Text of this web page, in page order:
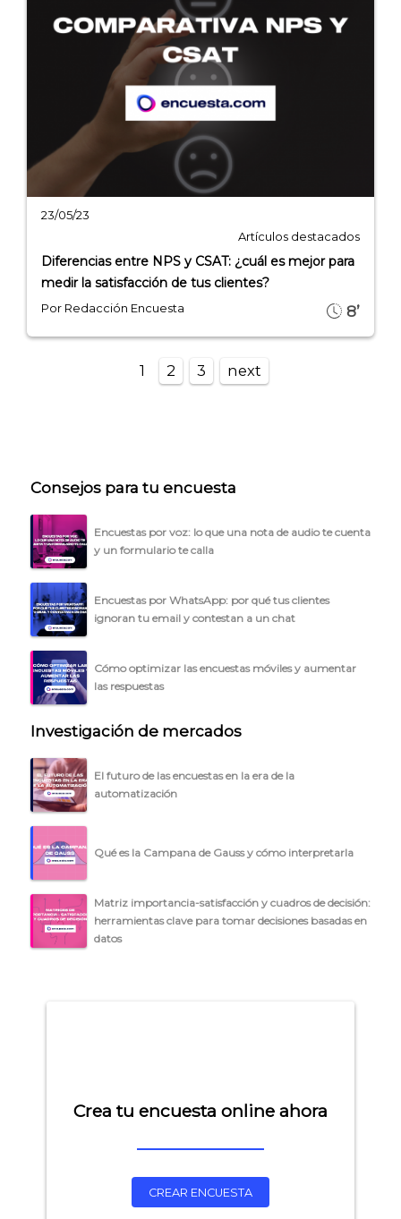
23/05/23
Artículos destacados
Diferencias entre NPS y CSAT: ¿cuál es mejor para
medir la satisfacción de tus clientes?
Por Redacción Encuesta 8’
1 2 3 next
Consejos para tu encuesta
Encuestas por voz: lo que una nota de audio te cuenta
y un formulario te calla
Encuestas por WhatsApp: por qué tus clientes
ignoran tu email y contestan a un chat
Cómo optimizar las encuestas móviles y aumentar
las respuestas
Investigación de mercados
El futuro de las encuestas en la era de la
automatización
Qué es la Campana de Gauss y cómo interpretarla
Matriz importancia-satisfacción y cuadros de decisión:
herramientas clave para tomar decisiones basadas en
datos
Crea tu encuesta online ahora
CREAR ENCUESTA